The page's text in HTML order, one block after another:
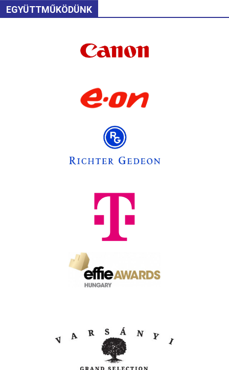
EGYÜTTMŰKÖDÜNK